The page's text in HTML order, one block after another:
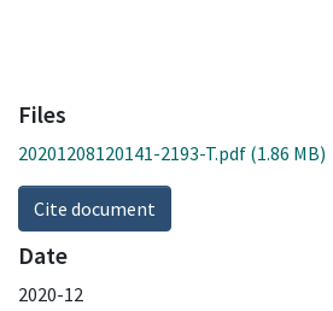
Files
20201208120141-2193-T.pdf (1.86 MB)
Cite document
Date
2020-12